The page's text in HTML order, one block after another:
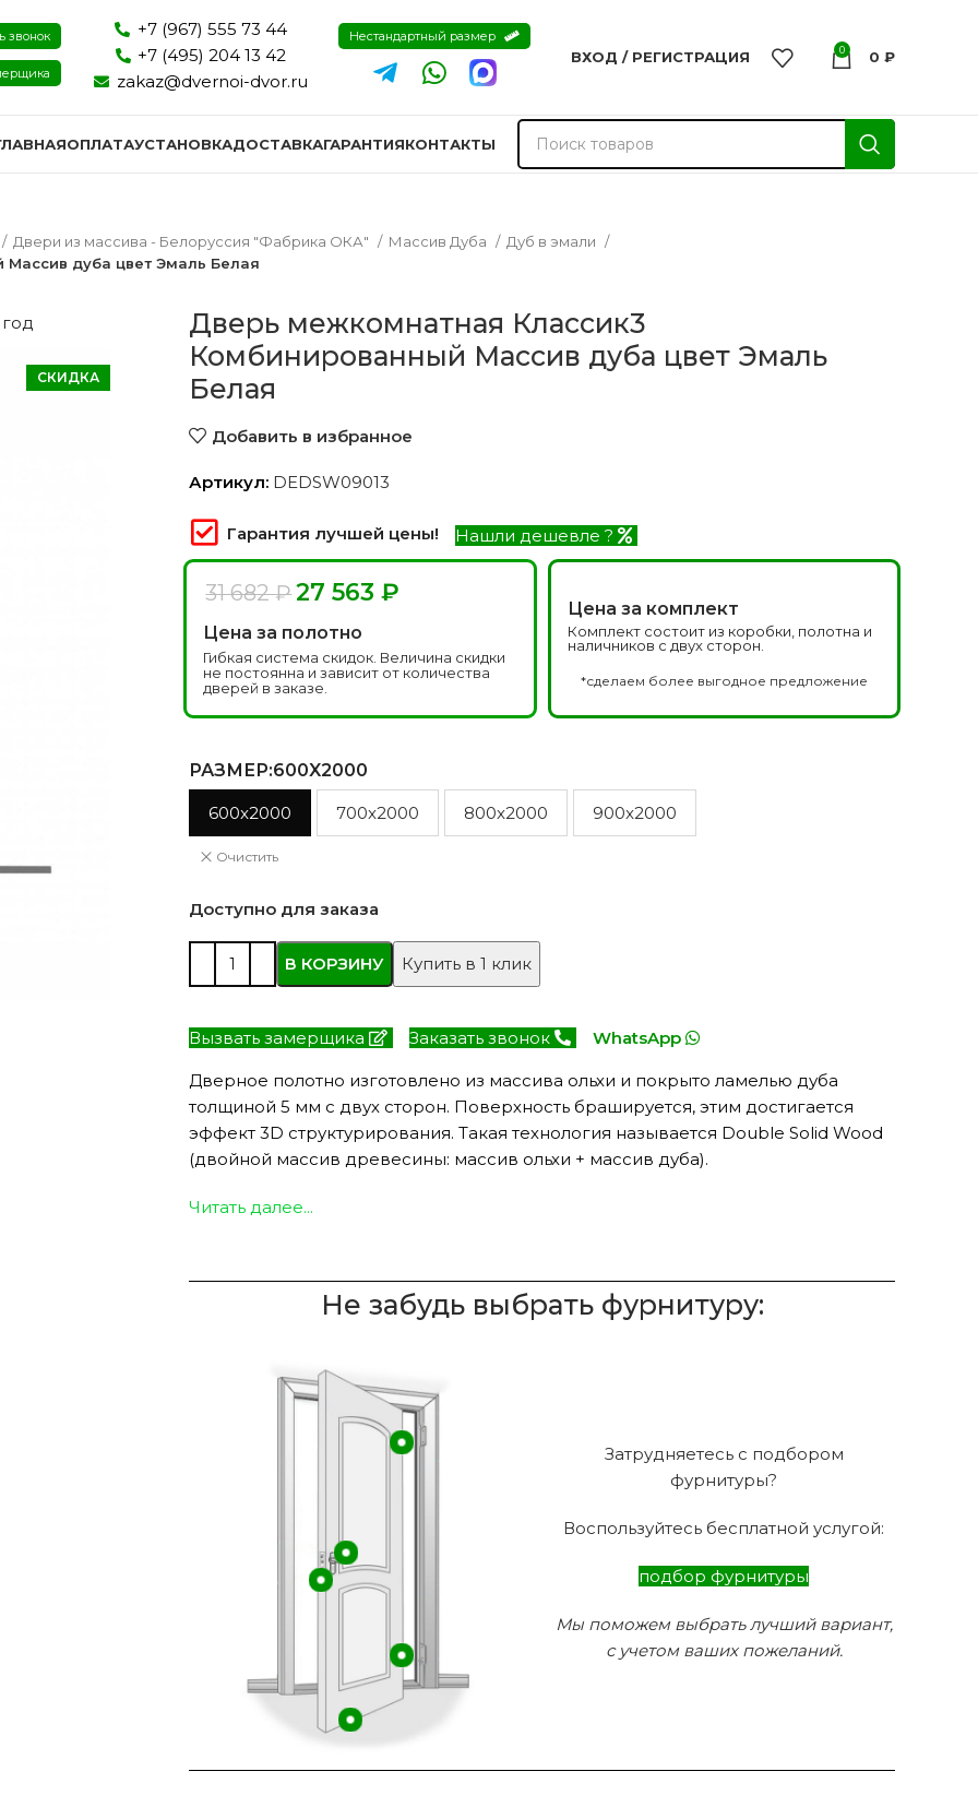
звонок
+7 (967) 555 73 44
+7 (495) 204 13 42
zakaz@dvernoi-dvor.ru
Нестандартный размер
ВХОД / РЕГИСТРАЦИЯ 0 0 ₽
Двери экошпон и пвх
2744 моделей
Двери из массива РФ
4 модели
Двери шпонированые
34 модели
Двери Эмаль с
8 моделей
Двери SOFT TOUCH
8 моделей
ОПЛАТАУСТАНОВКАДОСТАВКАГАРАНТИЯКОНТАКТЫ
Двери из массива - Белоруссия "Фабрика ОКА" Массив Дуба
Дуб в эмали
дуба цвет Эмаль Белая
СКИДКА
Дверь межкомнатная Классик3
Комбинированный Массив дуба цвет Эмаль
Белая
Добавить в избранное
Артикул: DEDSW09013
Гарантия лучшей цены! Нашли дешевле ?
31 682₽27 563₽
Цена за полотно
Гибкая система скидок. Величина скидки
не постоянна и зависит от количества
дверей в заказе.
Цена за комплект
Комплект состоит из коробки, полотна и
наличников с двух сторон.
*сделаем более выгодное предложение
РАЗМЕР:600X2000
600x2000 700x2000 800x2000 900x2000
Очистить
Доступно для заказа
В КОРЗИНУ Купить в 1 клик
Вызвать замерщика Заказать звонок WhatsApp
Дверное полотно изготовлено из массива ольхи и покрыто ламелью дуба
толщиной 5 мм с двух сторон. Поверхность брашируется, этим достигается
эффект 3D структурирования. Такая технология называется Double Solid Wood
(двойной массив древесины: массив ольхи + массив дуба).
Читать далее...
Не забудь выбрать фурнитуру:
Затрудняетесь с подбором
фурнитуры?
Воспользуйтесь бесплатной услугой:
подбор фурнитуры
Мы поможем выбрать лучший вариант,
с учетом ваших пожеланий.